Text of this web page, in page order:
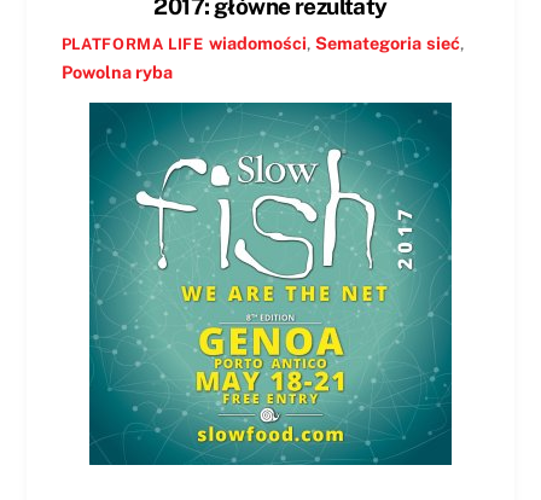
2017: główne rezultaty
PLATFORMA LIFE wiadomości, Semategoria sieć,
Powolna ryba